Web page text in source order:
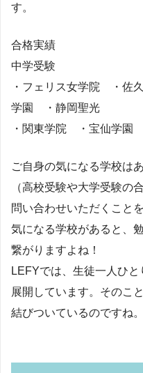
す。
合格実績
中学受験
・フェリス女学院 ・
学園 ・静岡聖光
・関東学院 ・宝仙学園
ご自身の気になる学校は
（高校受験や大学受験の
問い合わせいただくこと
気になる学校があると、
繋がりますよね！
LEFYでは、生徒一人ひ
展開しています。そのこ
結びついているのですね。